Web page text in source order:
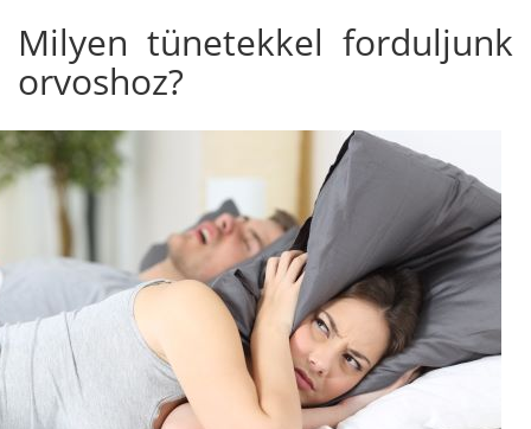
Milyen tünetekkel forduljunk
orvoshoz?